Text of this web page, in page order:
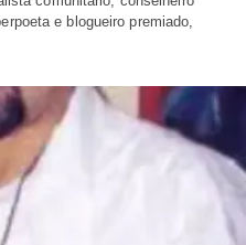
e blogueiro premiado,